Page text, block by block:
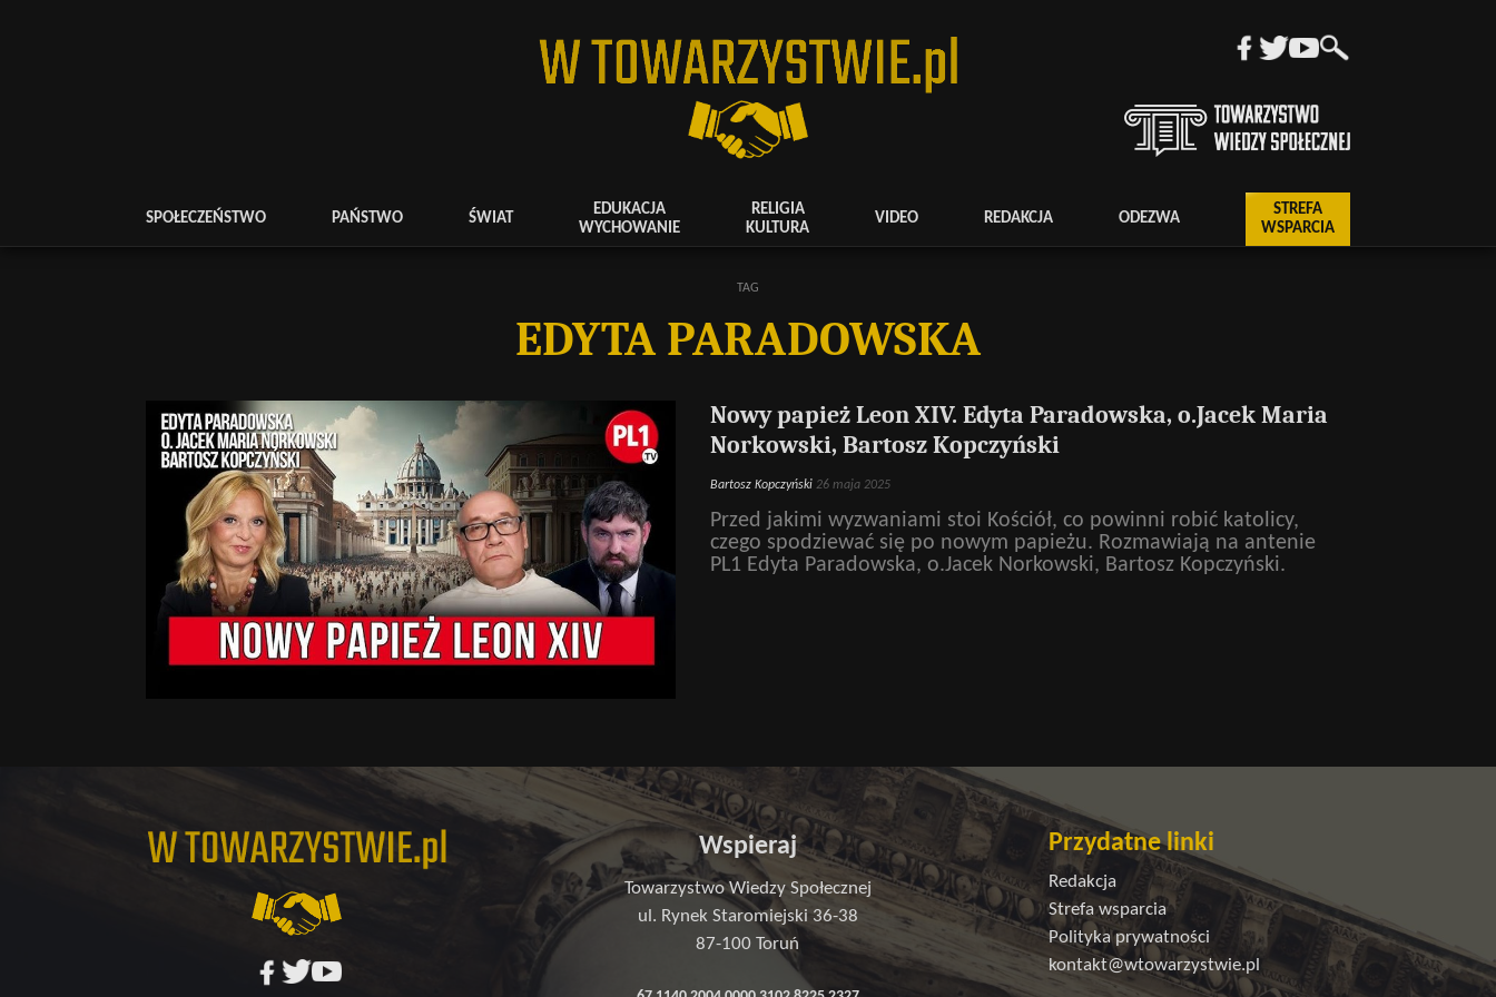
SPOŁECZEŃSTWO PAŃSTWO ŚWIAT
EDUKACJA
WYCHOWANIE
RELIGIA
KULTURA
VIDEO REDAKCJA ODEZWA
STREFA
WSPARCIA
TAG
EDYTA PARADOWSKA
Nowy papież Leon XIV. Edyta Paradowska, o.Jacek Maria
Norkowski, Bartosz Kopczyński
Bartosz Kopczyński 26 maja 2025
Przed jakimi wyzwaniami stoi Kościół, co powinni robić katolicy,
czego spodziewać się po nowym papieżu. Rozmawiają na antenie
PL1 Edyta Paradowska, o.Jacek Norkowski, Bartosz Kopczyński.
Wspieraj
Towarzystwo Wiedzy Społecznej
ul. Rynek Staromiejski 36-38
87-100 Toruń
Przydatne linki
Redakcja
Strefa wsparcia
Polityka prywatności
kontakt@wtowarzystwie.pl